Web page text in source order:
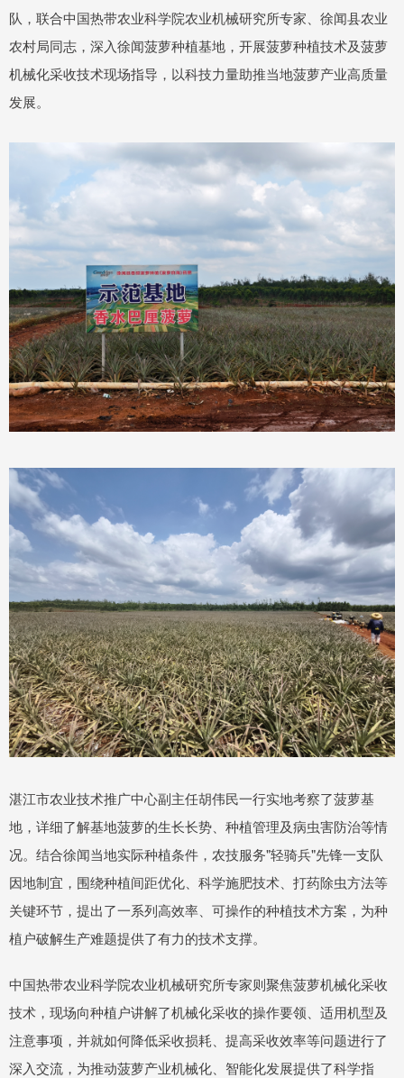
队，联合中国热带农业科学院农业机械研究所专家、徐闻县农业
农村局同志，深入徐闻菠萝种植基地，开展菠萝种植技术及菠萝
机械化采收技术现场指导，以科技力量助推当地菠萝产业高质量
发展。
湛江市农业技术推广中心副主任胡伟民一行实地考察了菠萝基
地，详细了解基地菠萝的生长长势、种植管理及病虫害防治等情
况。结合徐闻当地实际种植条件，农技服务"轻骑兵"先锋一支队
因地制宜，围绕种植间距优化、科学施肥技术、打药除虫方法等
关键环节，提出了一系列高效率、可操作的种植技术方案，为种
植户破解生产难题提供了有力的技术支撑。
中国热带农业科学院农业机械研究所专家则聚焦菠萝机械化采收
技术，现场向种植户讲解了机械化采收的操作要领、适用机型及
注意事项，并就如何降低采收损耗、提高采收效率等问题进行了
深入交流，为推动菠萝产业机械化、智能化发展提供了科学指